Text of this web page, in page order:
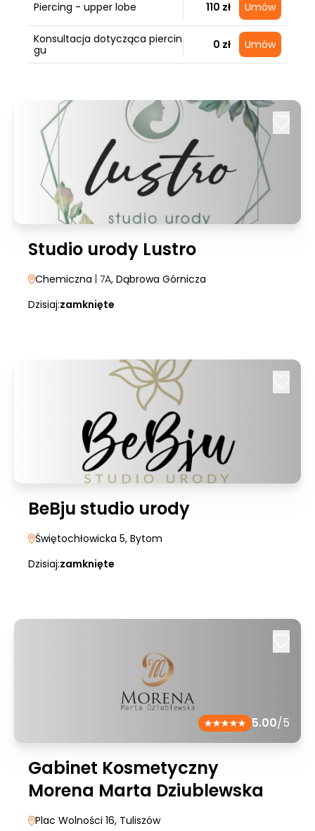
Piercing - upper lobe 110 zł Umów
Konsultacja dotycząca piercin
gu
0 zł Umów
Studio urody Lustro
Chemiczna | 7A, Dąbrowa Górnicza
Dzisiaj:zamknięte
BeBju studio urody
Świętochłowicka 5, Bytom
Dzisiaj:zamknięte
5.00/5
Gabinet Kosmetyczny
Morena Marta Dziublewska
Plac Wolności 16, Tuliszów